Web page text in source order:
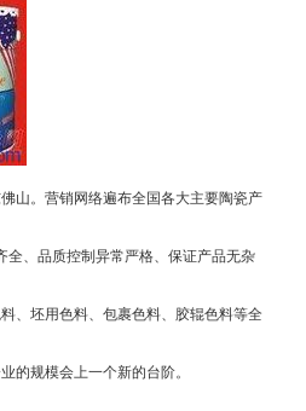
山。营销网络遍布全国各大主要陶瓷产
、品质控制异常严格、保证产品无杂
、坯用色料、包裹色料、胶辊色料等全
业的规模会上一个新的台阶。